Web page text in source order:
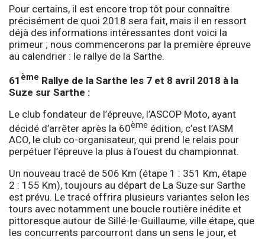
Pour certains, il est encore trop tôt pour connaître
précisément de quoi 2018 sera fait, mais il en ressort
déjà des informations intéressantes dont voici la
primeur ; nous commencerons par la première épreuve
au calendrier : le rallye de la Sarthe.
61 ème Rallye de la Sarthe les 7 et 8 avril 2018 à la
Suze sur Sarthe :
Le club fondateur de l’épreuve, l’ASCOP Moto, ayant
décidé d’arrêter après la 60ème édition, c’est l’ASM
ACO, le club co-organisateur, qui prend le relais pour
perpétuer l’épreuve la plus à l’ouest du championnat.
Un nouveau tracé de 506 Km (étape 1 : 351 Km, étape
2 : 155 Km), toujours au départ de La Suze sur Sarthe
est prévu. Le tracé offrira plusieurs variantes selon les
tours avec notamment une boucle routière inédite et
pittoresque autour de Sillé-le-Guillaume, ville étape, que
les concurrents parcourront dans un sens le jour, et